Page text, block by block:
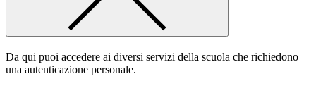
Da qui puoi accedere ai diversi servizi della scuola che richiedono
una autenticazione personale.